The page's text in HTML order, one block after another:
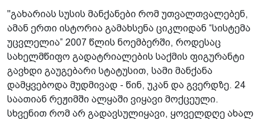
"გახარიას სუსის მანქანები რომ უთვალთვალებენ,
ამან ერთი ისტორია გამახსენა ციკლიდან “სისტემა
უცვლელია” 2007 წლის ნოემბერში, როდესაც
სახელმწიფო გადატრიალების საქმის ფიგურანტი
გავხდი გაუგებარი სტატუსით, სამი მანქანა
დამყვებოდა მუდმივად - წინ, უკან და გვერდზე. 24
საათიან რეჟიმში ალყაში ვიყავი მოქცეული.
სხვენით რომ არ გადავსულიყავი, ყოველდღე ახალ